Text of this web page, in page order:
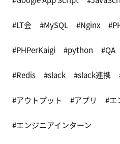
LT会 MySQL Nginx
PHPerKaigi python QA
Redis slack slack連携
アウトプット アプリ エ
エンジニアインターン